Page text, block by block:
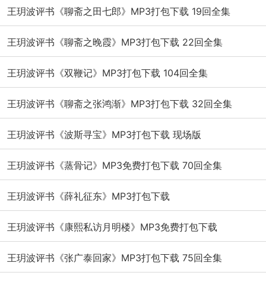
王玥波评书《聊斋之田七郎》MP3打包下载 19回全集
王玥波评书《聊斋之晚霞》MP3打包下载 22回全集
王玥波评书《双鞭记》MP3打包下载 104回全集
王玥波评书《聊斋之张鸿渐》MP3打包下载 32回全集
王玥波评书《波斯寻宝》MP3打包下载 现场版
王玥波评书《蒸骨记》MP3免费打包下载 70回全集
王玥波评书《薛礼征东》MP3打包下载
王玥波评书《康熙私访月明楼》MP3免费打包下载
王玥波评书《张广泰回家》MP3打包下载 75回全集